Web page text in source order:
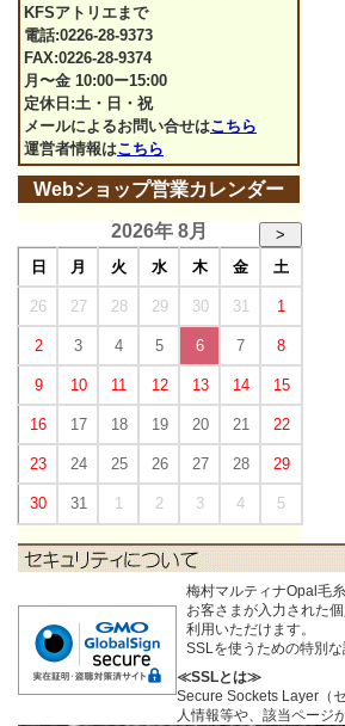
KFSアトリエまで
電話:0226-28-9373
FAX:0226-28-9374
月〜金 10:00ー15:00
定休日:土・日・祝
メールによるお問い合せはこちら
運営者情報はこちら
Webショップ営業カレンダー
2026年 8月
>
日
月 火 水 木 金 土
26 27 28 29 30 31 1
2 3 4 5 6 7 8
9 10 11 12 13 14 15
16 17 18 19 20 21 22
23 24 25 26 27 28 29
30 31 1 2 3 4 5
梅村マルティナOpal毛
お客さまが入力された
利用いただけます。
SSLを使うための特別
≪SSLとは≫
Secure Sockets Layer（
人情報等や、該当ページ